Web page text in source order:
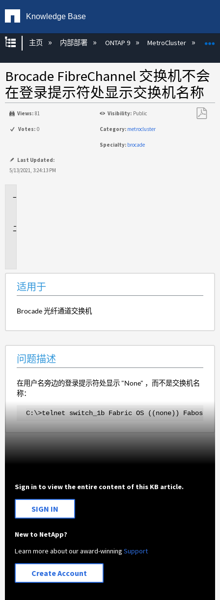
Knowledge Base
扩展/隐缩全局层次
主页 内部部署 ONTAP 9 MetroCluster
Brocade FibreChannel 交换机不会
在登录提示符处显示交换机名称
Views: 81 Visibility: Public
Votes: 0 Category: metrocluster
Specialty: brocade
Last Updated:
5/13/2021, 3:24:13 PM
适用于
Brocade 光纤通道交换机
问题描述
在用户名旁边的登录提示符处显示 "None" ，而不是交换机名
称：
C:\>telnet switch_1b Fabric OS ((none)) Fabos
Sign in to view the entire content of this KB article.
SIGN IN
New to NetApp?
Learn more about our award-winningSupport
Create Account